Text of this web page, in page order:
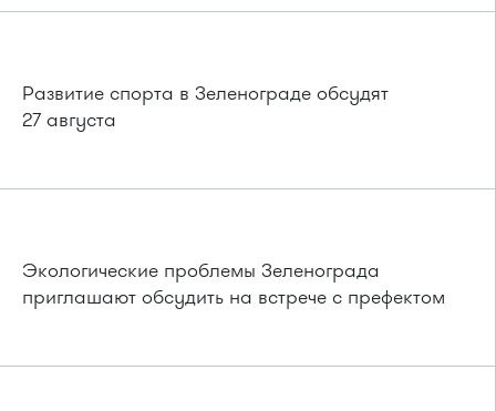
Развитие спорта в Зеленограде обсудят
27 августа
Экологические проблемы Зеленограда
приглашают обсудить на встрече с префектом